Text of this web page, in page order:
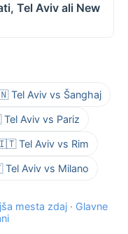
Tel Aviv ali New
Tel Aviv vs Šanghaj
Aviv vs Pariz
Tel Aviv vs Rim
Aviv vs Milano
mesta zdaj · Glavne